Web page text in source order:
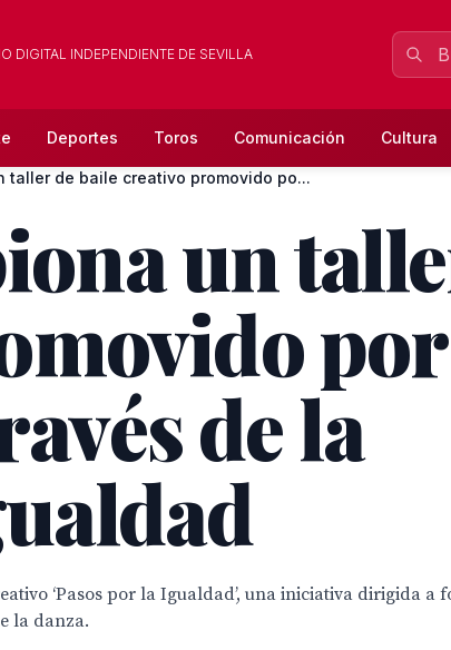
DIGITAL INDEPENDIENTE DE SEVILLA
Deportes Toros Comunicación Cultura
taller de baile creativo promovido po...
un
por
de la
‘Pasos por la Igualdad’, una iniciativa dirigida a
la danza.